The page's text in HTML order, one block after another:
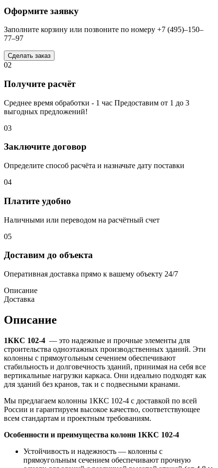
Оформите заявку
Заполните корзину или позвоните по номеру +7 (495)–150–
77–97
Сделать заказ
02
Получите расчёт
Среднее время обработки - 1 час Предоставим от 1 до 3
выгодных предложений!
03
Заключите договор
Определите способ расчёта и назначьте дату поставки
04
Платите удобно
Наличными или переводом на расчётный счет
05
Доставим до объекта
Оперативная доставка прямо к вашему объекту 24/7
Описание
Доставка
Описание
1ККС 102-4 — это надежные и прочные элементы для
строительства одноэтажных производственных зданий. Эти
колонны с прямоугольным сечением обеспечивают
стабильность и долговечность зданий, принимая на себя все
вертикальные нагрузки каркаса. Они идеально подходят как
для зданий без кранов, так и с подвесными кранами.
Мы предлагаем колонны 1ККС 102-4 с доставкой по всей
России и гарантируем высокое качество, соответствующее
всем стандартам и проектным требованиям.
Особенности и преимущества колонн 1ККС 102-4
Устойчивость и надежность — колонны с
прямоугольным сечением обеспечивают прочную